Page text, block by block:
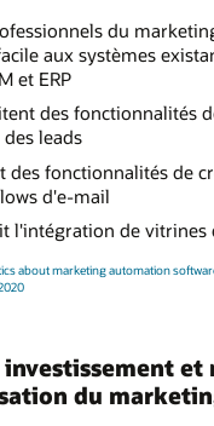
du
aux systèmes
et ERP
des fonctionnalités
leads
des fonctionnalités de
d'e-mail
l'intégration de vitrines
about marketing automation
investissement
du